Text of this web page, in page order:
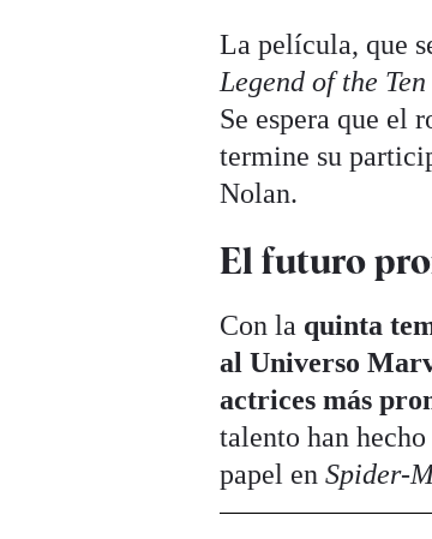
La película, que
Legend of the
Se espera que el
termine su
Nolan.
El futuro
Con la quinta
al Universo
actrices más
talento han
papel enSpider-